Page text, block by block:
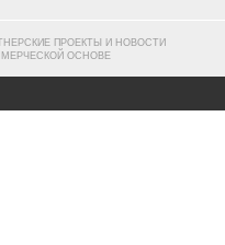
ПРОЕКТЫ И НОВОСТИ
ОСНОВЕ